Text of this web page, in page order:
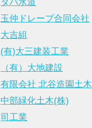
タバ水道
玉仲ドレープ合同会社
大吉組
(有)大三建装工業
（有）大地建設
有限会社 北谷造園土木
中部緑化土木(株)
司工業